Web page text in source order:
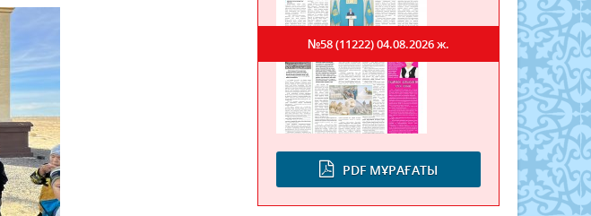
PDF МҰРАҒАТЫ
№58 (11222)04.08.2026 ж.